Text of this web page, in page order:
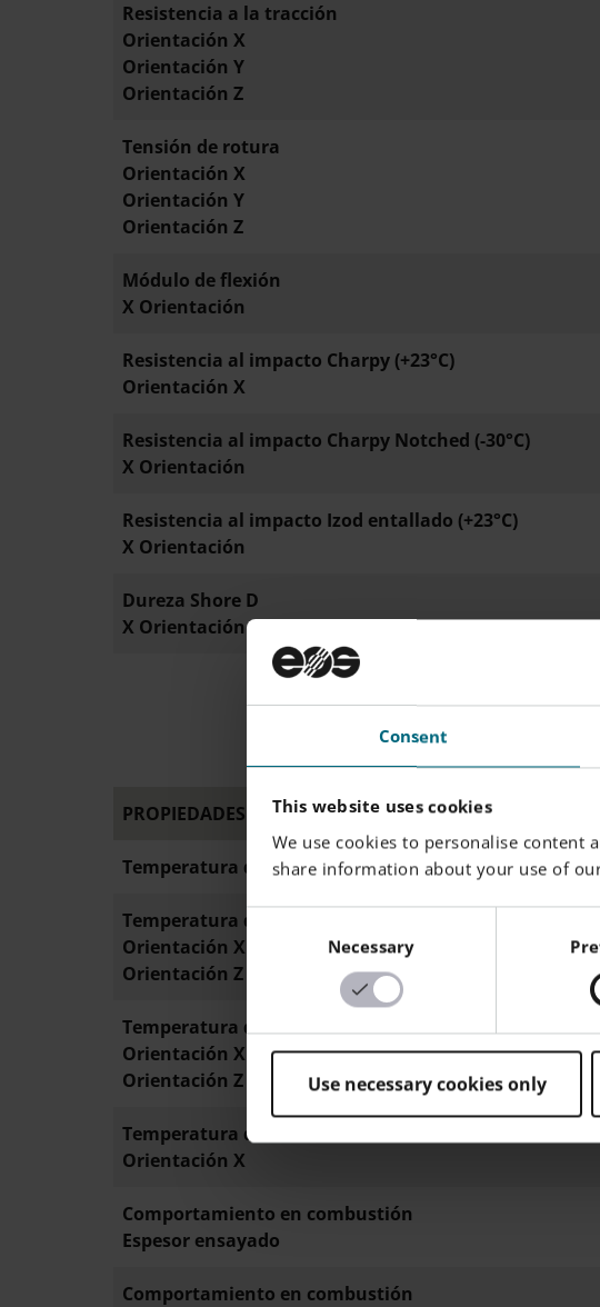
Consent
This website uses cookies
We use cookies to personalise content
share information about your use of
Consent
Necessary
Use necessary cookies only
Resistencia a la tracción
Orientación X
Orientación Y
Orientación Z
Tensión de rotura
Orientación X
Orientación Y
Orientación Z
Módulo de flexión
X Orientación
Resistencia al impacto Charpy (+23°C)
Orientación X
Resistencia al impacto Charpy Notched (-30°C)
X Orientación
Resistencia al impacto Izod entallado (+23°C)
X Orientación
Dureza Shore D
X Orientación
PROPIEDADES TÉRMICAS
Temperatura de fusión
Temperatura de deflexión bajo carga 1,80 MPa
Orientación X
Orientación Z
Temperatura de deflexión bajo carga 0,45 MPa
Orientación X
Orientación Z
Temperatura de ablandamiento Vicat
Orientación X
Comportamiento en combustión
Espesor ensayado
Comportamiento en combustión